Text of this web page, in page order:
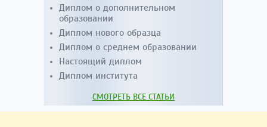
Диплом о дополнительном
образовании
Диплом нового образца
Диплом о среднем образовании
Настоящий диплом
Диплом института
СМОТРЕТЬ ВСЕ СТАТЬИ